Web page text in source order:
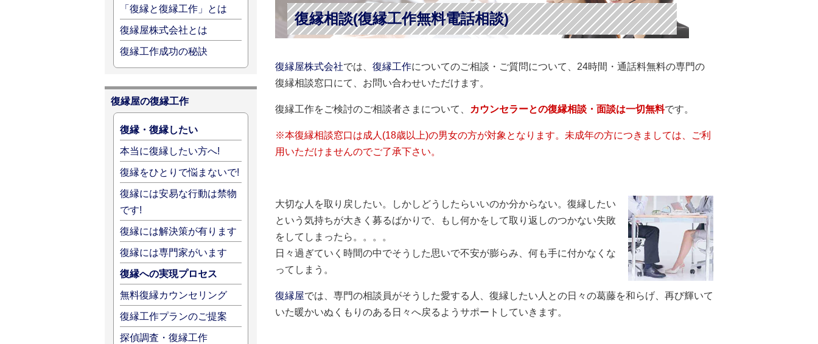
復縁相談(復縁工作無料電話相談)
復縁屋株式会社では、 復縁工作についてのご相談・ご質問について、24時間・通話料無料の専門の
復縁相談窓口にて、お問い合わせいただけます。
復縁工作をご検討のご相談者さまについて、 カウンセラーとの復縁相談・面談は一切無料です。
※本復縁相談窓口は成人(18歳以上)の男女の方が対象となります。未成年の方につきましては、ご利
用いただけませんのでご了承下さい。
大切な人を取り戻したい。しかしどうしたらいいのか分からない。復縁したい
という気持ちが大きく募るばかりで、もし何かをして取り返しのつかない失敗
をしてしまったら。。。。
日々過ぎていく時間の中でそうした思いで不安が膨らみ、何も手に付かなくな
ってしまう。
復縁屋では、専門の相談員がそうした愛する人、復縁したい人との日々の葛藤を和らげ、再び輝いて
いた暖かいぬくもりのある日々へ戻るようサポートしていきます。
「復縁と復縁工作」とは
復縁屋株式会社とは
復縁工作成功の秘訣
復縁屋の復縁工作
復縁・復縁したい
本当に復縁したい方へ!
復縁をひとりで悩まないで!
復縁には安易な行動は禁物
です!
復縁には解決策が有ります
復縁には専門家がいます
復縁への実現プロセス
無料復縁カウンセリング
復縁工作プランのご提案
探偵調査・復縁工作